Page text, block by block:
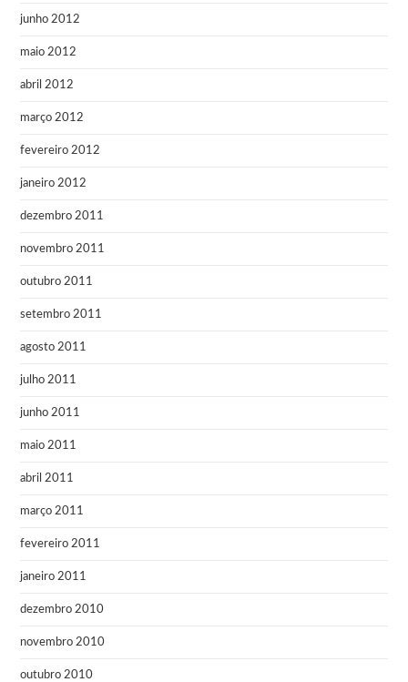
junho 2012
maio 2012
abril 2012
março 2012
fevereiro 2012
janeiro 2012
dezembro 2011
novembro 2011
outubro 2011
setembro 2011
agosto 2011
julho 2011
junho 2011
maio 2011
abril 2011
março 2011
fevereiro 2011
janeiro 2011
dezembro 2010
novembro 2010
outubro 2010